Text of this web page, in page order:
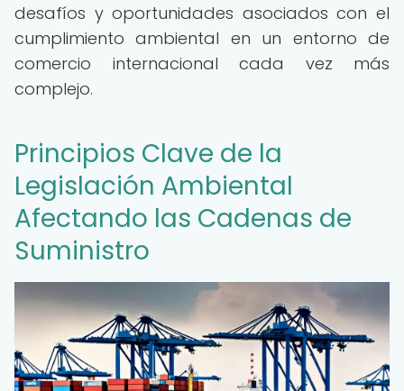
desafíos y oportunidades asociados con el
cumplimiento ambiental en un entorno de
comercio internacional cada vez más
complejo.
Principios Clave de la
Legislación Ambiental
Afectando las Cadenas de
Suministro